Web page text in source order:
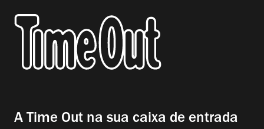
A Time Out na sua caixa de entrada